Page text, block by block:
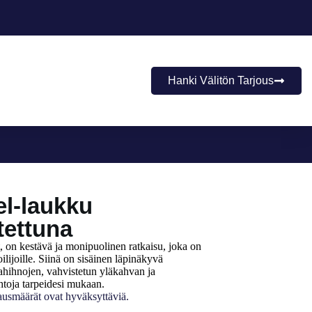
Hanki Välitön Tarjous
laukku
kestävä ja monipuolinen ratkaisu, joka on
Siinä on sisäinen läpinäkyvä
vahvistetun yläkahvan ja
tarpeidesi mukaan.
ovat hyväksyttäviä.